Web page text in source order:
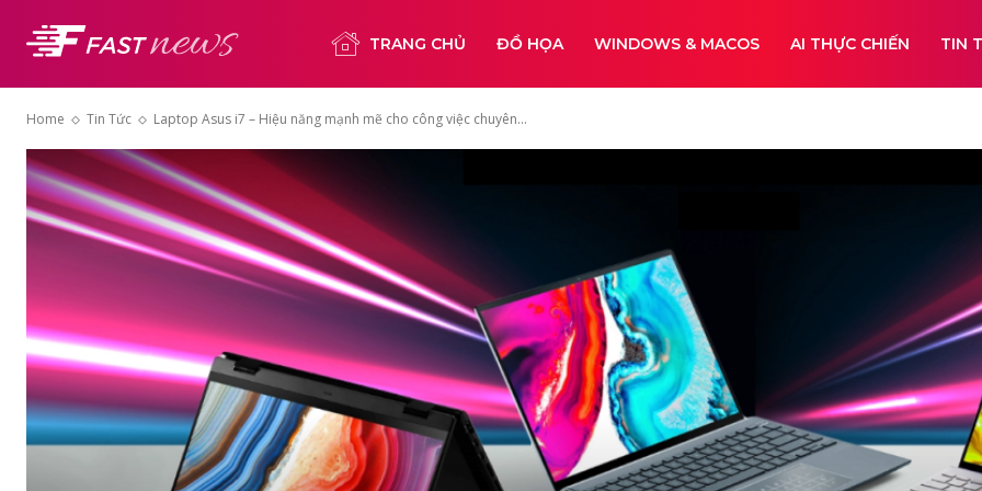
TRANG CHỦ ĐỒ HỌA WINDOWS & MACOS AI THỰC CHIẾN TIN
Home Tin Tức Laptop Asus i7 – Hiệu năng mạnh mẽ cho công việc chuyên...